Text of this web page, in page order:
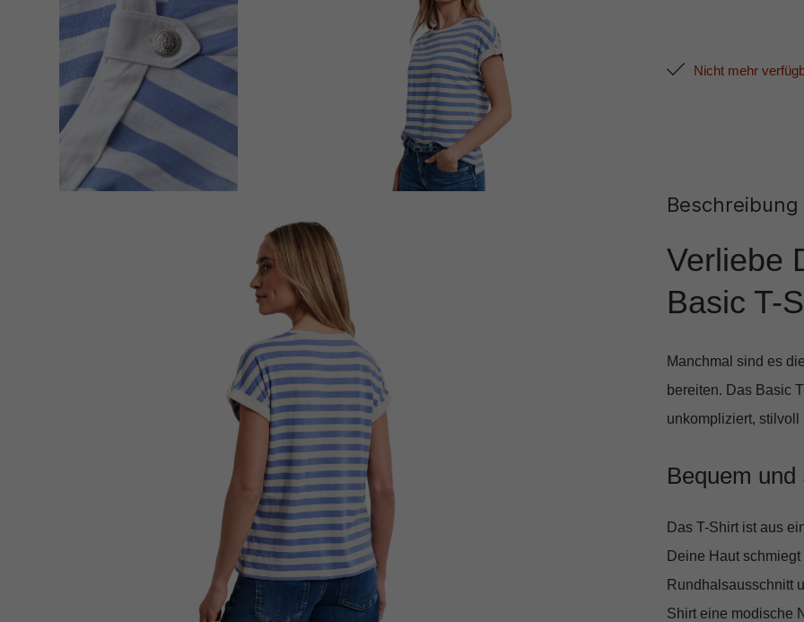
Nicht mehr
Beschreibung
Verliebe
Basic T-
Manchmal sind es
bereiten. Das Basic
unkompliziert,
Bequem
Das T-Shirt ist aus
Deine Haut
Rundhalsausschnitt
Shirt eine modische